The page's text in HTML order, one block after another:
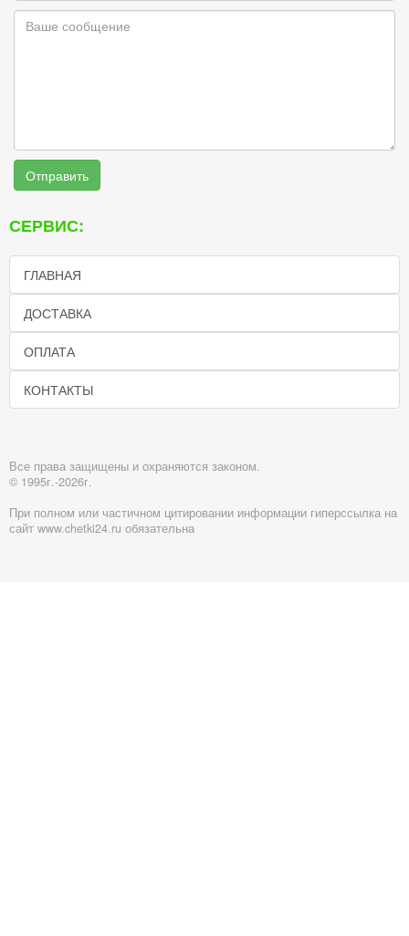
Отправить
СЕРВИС:
ГЛАВНАЯ
ДОСТАВКА
ОПЛАТА
КОНТАКТЫ
Все права защищены и охраняются законом.
© 1995г.-2026г.
При полном или частичном цитировании информации гиперссылка на
сайт www.chetki24.ru обязательна